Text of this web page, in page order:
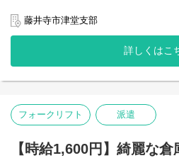
〇給与
給与例：時給1,450円×7.50H＝
10,875円/日 ×21日 = 228,375
＝260, 000円
＜＜＜月収26万円 実現可能です＞＞
藤井寺市津堂支部
詳しくはこ
フォークリフト 派遣
【時給1,600円】綺麗な